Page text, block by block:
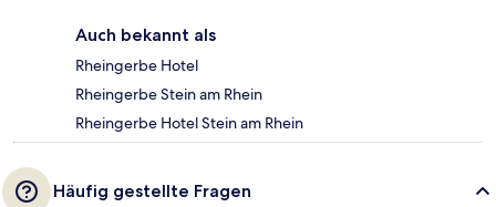
Auch bekannt als
Rheingerbe Hotel
Rheingerbe Stein am Rhein
Rheingerbe Hotel Stein am Rhein
Häufig gestellte Fragen